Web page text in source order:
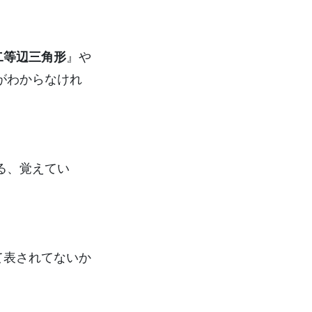
等辺三角形』や
わからなけれ
、覚えてい
されてないか